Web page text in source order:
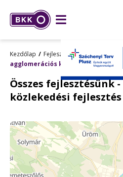
Kezdőlap Fejlesztések
Összes
agglomerációs közlekedési
Összes fejlesztésünk
közlekedési fejlesztés